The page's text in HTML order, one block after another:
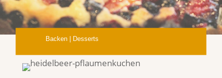
Backen| Desserts